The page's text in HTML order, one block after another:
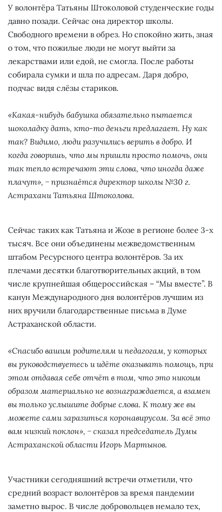
У волонтёра Татьяны Штоколовой студенческие годы
давно позади. Сейчас она директор школы.
Свободного времени в обрез. Но спокойно жить, зная
о том, что пожилые люди не могут выйти за
лекарствами или едой, не смогла. После работы
собирала сумки и шла по адресам. Даря добро,
подчас видя слёзы стариков.
«Какая-нибудь бабушка обязательно пытается
шоколадку дать, кто-то деньги предлагает. Ну как
так? Видимо, люди разучились верить в добро. И
когда говоришь, что мы пришли просто помочь, они
так тепло встречают эти слова, что иногда даже
плачут», − признаётся директор школы №30 г.
Астрахани Татьяна Штоколова.
Сейчас таких как Татьяна и Жозе в регионе более 3-х
тысяч. Все они объединены межведомственным
штабом Ресурсного центра волонтёров. За их
плечами десятки благотворительных акций, в том
числе крупнейшая общероссийская – “Мы вместе”. В
канун Международного дня волонтёров лучшим из
них вручили благодарственные письма в Думе
Астраханской области.
«Спасибо вашим родителям и педагогам, у которых
вы руководствуетесь и идёте оказывать помощь, при
этом отдавая себе отчёт в том, что это никоим
образом материально не вознаграждается, а взамен
вы только услышите добрые слова. К тому же вы
можете сами заразиться коронавирусом. За всё это
вам низкий поклон», − сказал председатель Думы
Астраханской области Игорь Мартынов.
Участники сегодняшний встречи отметили, что
средний возраст волонтёров за время пандемии
заметно вырос. В числе добровольцев немало тех,